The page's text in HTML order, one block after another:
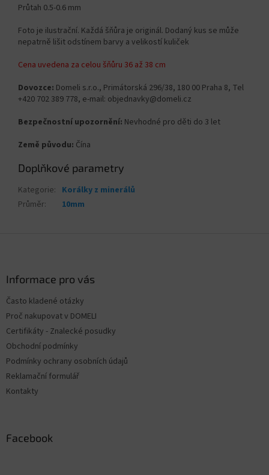
Průtah 0.5-0.6 mm
Foto je ilustrační. Každá šňůra je originál. Dodaný kus se může
nepatrně lišit odstínem barvy a velikostí kuliček
Cena uvedena za celou šňůru 36 až 38 cm
Dovozce: Domeli s.r.o., Primátorská 296/38, 180 00 Praha 8, Tel
+420 702 389 778, e-mail: objednavky@domeli.cz
Bezpečnostní upozornění: Nevhodné pro děti do 3 let
Země původu: Čína
Doplňkové parametry
Kategorie: Korálky z minerálů
Průměr: 10mm
Informace pro vás
Často kladené otázky
Proč nakupovat v DOMELI
Certifikáty - Znalecké posudky
Obchodní podmínky
Podmínky ochrany osobních údajů
Reklamační formulář
Kontakty
Facebook